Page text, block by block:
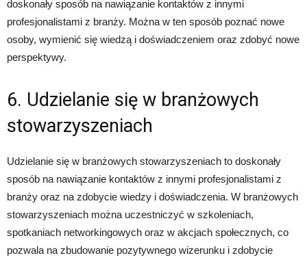
doskonały sposób na nawiązanie kontaktów z innymi
profesjonalistami z branży. Można w ten sposób poznać nowe
osoby, wymienić się wiedzą i doświadczeniem oraz zdobyć nowe
perspektywy.
6. Udzielanie się w branżowych
stowarzyszeniach
Udzielanie się w branżowych stowarzyszeniach to doskonały
sposób na nawiązanie kontaktów z innymi profesjonalistami z
branży oraz na zdobycie wiedzy i doświadczenia. W branżowych
stowarzyszeniach można uczestniczyć w szkoleniach,
spotkaniach networkingowych oraz w akcjach społecznych, co
pozwala na zbudowanie pozytywnego wizerunku i zdobycie